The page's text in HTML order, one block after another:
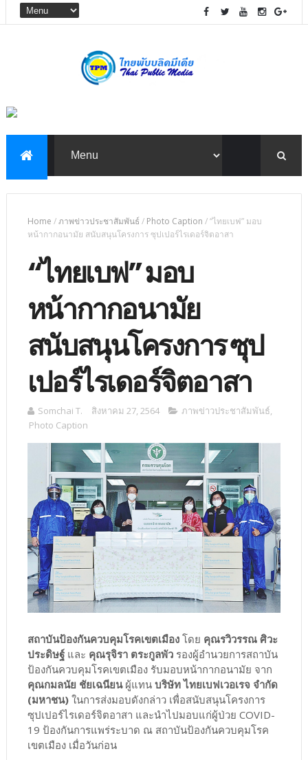
Home /ภาพข่าวประชาสัมพันธ์ / Photo Caption /“ไทยเบฟ” มอบ
หน้ากากอนามัย สนับสนุนโครงการ ซุปเปอร์ไรเดอร์จิตอาสา
“ไทยเบฟ” มอบ
หน้ากากอนามัย
สนับสนุนโครงการ ซุป
เปอร์ไรเดอร์จิตอาสา
Somchai T. สิงหาคม 27, 2564 ภาพข่าวประชาสัมพันธ์,
Photo Caption
สถาบันป้องกันควบคุมโรคเขตเมือง โดย คุณรวิวรรณ ศิวะ
ประดิษฐ์และ คุณรุจิรา ตระกูลพัวรองผู้อำนวยการสถาบัน
ป้องกันควบคุมโรคเขตเมือง รับมอบหน้ากากอนามัย จาก
คุณกมลนัย ชัยเฉนียนผู้แทน บริษัท ไทยเบฟเวอเรจ จำกัด
(มหาชน) ในการส่งมอบดังกล่าว เพื่อสนับสนุนโครงการ
ซุปเปอร์ไรเดอร์จิตอาสา และนำไปมอบแก่ผู้ป่วย COVID-
19 ป้องกันการแพร่ระบาด ณ สถาบันป้องกันควบคุมโรค
เขตเมือง เมื่อวันก่อน